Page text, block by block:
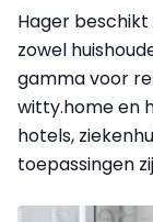
Hager
zowel
gamma voor
witty.home en
hotels,
toepassingen